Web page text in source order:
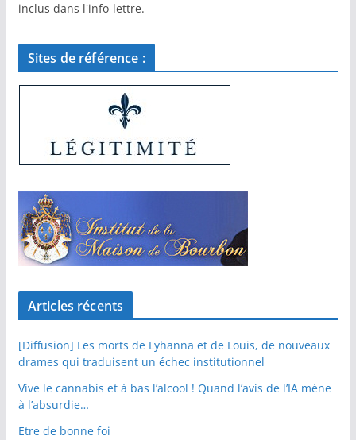
inclus dans l'info-lettre.
Sites de référence :
Articles récents
[Diffusion] Les morts de Lyhanna et de Louis, de nouveaux
drames qui traduisent un échec institutionnel
Vive le cannabis et à bas l’alcool ! Quand l’avis de l’IA mène
à l’absurdie…
Etre de bonne foi